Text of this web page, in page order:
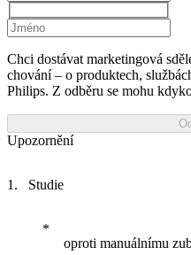
Chci dostávat marketingová
chování – o produktech,
Philips. Z odběru se mohu
Upozornění
Studie
oproti manuálnímu